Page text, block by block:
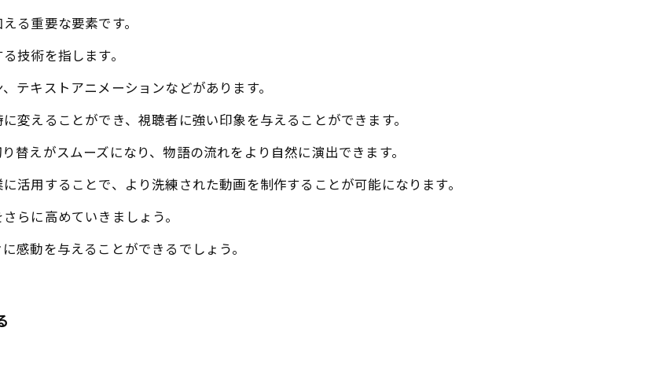
る重要な要素です。
技術を指します。
テキストアニメーションなどがあります。
えることができ、視聴者に強い印象を与えることができます。
えがスムーズになり、物語の流れをより自然に演出できます。
活用することで、より洗練された動画を制作することが可能になります。
らに高めていきましょう。
感動を与えることができるでしょう。